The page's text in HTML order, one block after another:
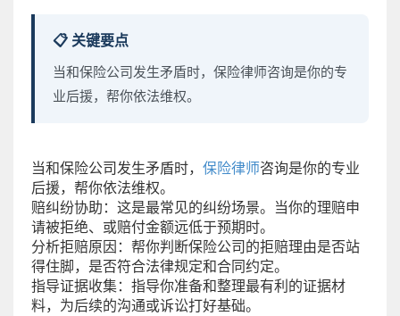
📋 关键要点
当和保险公司发生矛盾时，保险律师咨询是你的专
业后援，帮你依法维权。
当和保险公司发生矛盾时， 保险律师咨询是你的专业
后援，帮你依法维权。
赔纠纷协助：这是最常见的纠纷场景。当你的理赔申
请被拒绝、或赔付金额远低于预期时。
分析拒赔原因：帮你判断保险公司的拒赔理由是否站
得住脚，是否符合法律规定和合同约定。
指导证据收集：指导你准备和整理最有利的证据材
料，为后续的沟通或诉讼打好基础。